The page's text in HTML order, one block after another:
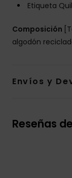
Etiqueta
Composición
algodón
Envíos y
Reseñas